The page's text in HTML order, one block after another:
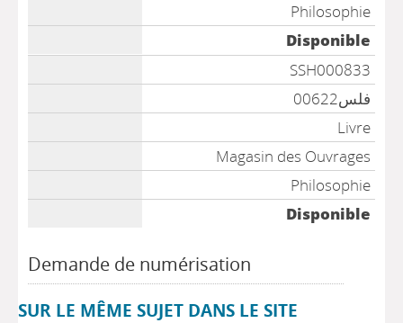
Philosophie
Disponible
SSH000833
فلس00622
Livre
Magasin des Ouvrages
Philosophie
Disponible
Demande de numérisation
SUR LE MÊME SUJET DANS LE SITE